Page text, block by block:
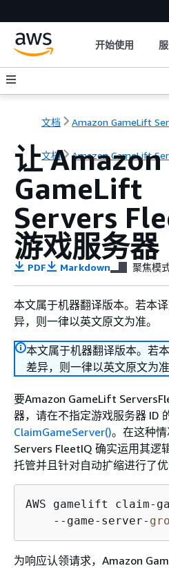
开始使用
文档 Amazon GameLift
文档 Amazon GameLift
让 Amazon
GameLift
Servers
游戏服务器
PDF Markdown 聚焦模
本文属于机器翻译版本。若本
异，则一律以英文原文为准。
本文属于机器翻译版本。若
差异，则一律以英文原文为准
要Amazon GameLift
器，请在不指定游戏服务器 ID
ClaimGameServer()。在这种
Servers FleetIQ 确实运用其逻
托管并且针对自动扩缩进行了优
AWS gamelift claim-
    --game-server-
为响应认领请求，Amazon